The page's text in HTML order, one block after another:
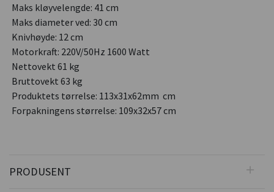
Maks kløyvelengde: 41 cm
Maks diameter ved: 30 cm
Knivhøyde: 12 cm
Motorkraft: 220V/50Hz 1600 Watt
Nettovekt 61 kg
Bruttovekt 63 kg
Produktets tørrelse: 113x31x62mm cm
Forpakningens størrelse: 109x32x57 cm
PRODUSENT